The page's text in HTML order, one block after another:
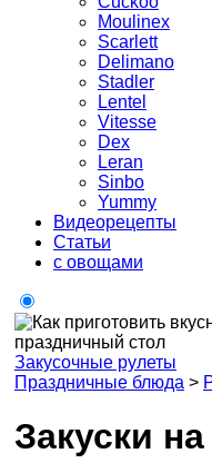
Moulinex
Scarlett
Delimano
Stadler
Lentel
Vitesse
Dex
Leran
Sinbo
Yummy
Видеорецепты
Статьи
с овощами
Закусочные рулеты
Праздничные блюда >
Закуски